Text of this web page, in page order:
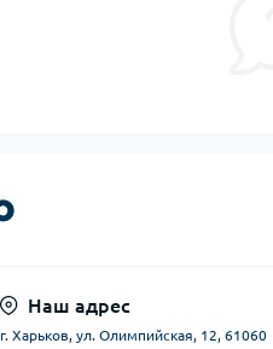
Наш адрес
г. Харьков, ул. Олимпийская, 12, 61060